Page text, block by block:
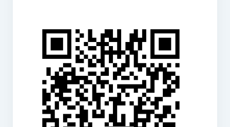
Јубилеј – 30 година Средње музичке школе у Неготину
I Такмичење Пијаниста “Мокрањац” Неготин
Визија школе (идентитет)